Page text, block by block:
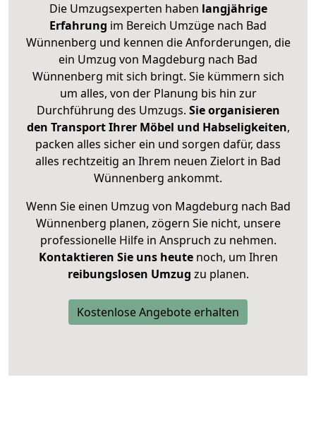
Die Umzugsexperten haben langjährige
Erfahrung im Bereich Umzüge nach Bad
Wünnenberg und kennen die Anforderungen, die
ein Umzug von Magdeburg nach Bad
Wünnenberg mit sich bringt. Sie kümmern sich
um alles, von der Planung bis hin zur
Durchführung des Umzugs. Sie organisieren
den Transport Ihrer Möbel und Habseligkeiten,
packen alles sicher ein und sorgen dafür, dass
alles rechtzeitig an Ihrem neuen Zielort in Bad
Wünnenberg ankommt.
Wenn Sie einen Umzug von Magdeburg nach Bad
Wünnenberg planen, zögern Sie nicht, unsere
professionelle Hilfe in Anspruch zu nehmen.
Kontaktieren Sie uns heutenoch, um Ihren
reibungslosen Umzug zu planen.
Kostenlose Angebote erhalten